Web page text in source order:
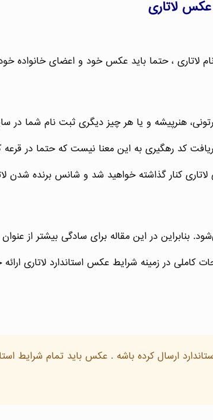
عکس لاتاری
هنرپیشه و یا هر چیز دیگری ثبت نام شما در
کد رهگیری به این معنا نیست که حتما در قرعه
کنار گذاشته خواهید شد و شانس برنده شدن
بنابراین در این مقاله برای سادگی بیشتر از
کاملی در زمینه شرایط عکس استاندارد لاتاری
استاندارد ارسال کرده باشه . عکس باید تمام شرایط